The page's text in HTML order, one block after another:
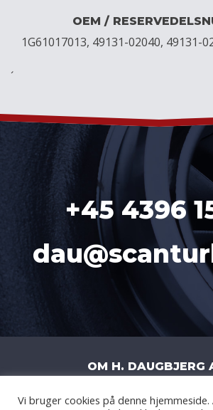
OEM /
1G61017013, 49131-02040, 49131-
´
+45 4396
OM H. DAUGBJERG
H. DAUGBJERG A/S |
Vi bruger cookies på denne